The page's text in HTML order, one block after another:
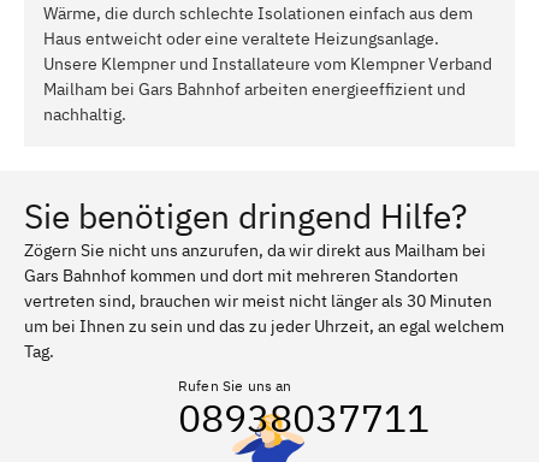
Wärme, die durch schlechte Isolationen einfach aus dem
Haus entweicht oder eine veraltete Heizungsanlage.
Unsere Klempner und Installateure vom Klempner Verband
Mailham bei Gars Bahnhof arbeiten energieeffizient und
nachhaltig.
Sie benötigen dringend Hilfe?
Zögern Sie nicht uns anzurufen, da wir direkt aus Mailham bei
Gars Bahnhof kommen und dort mit mehreren Standorten
vertreten sind, brauchen wir meist nicht länger als 30 Minuten
um bei Ihnen zu sein und das zu jeder Uhrzeit, an egal welchem
Tag.
Rufen Sie uns an
08938037711